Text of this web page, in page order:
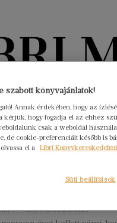
Interjúk
7. Nincs hozzászólás
szabott könyvajánlatok!
Annak érdekében, hogy az
kérjük, hogy fogadja el az ehhez
csak a weboldal
de cookie-preferenciáit később is
el a Libri
Süti beállítások